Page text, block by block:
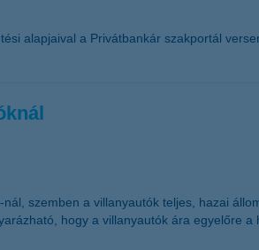
alapjaival a Privátbankár szakportál
szemben a villanyautók teljes, hazai
hogy a villanyautók ára egyelőre